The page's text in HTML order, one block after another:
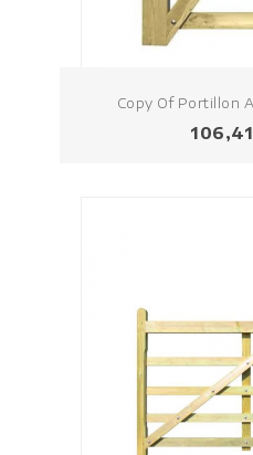
Copy Of Portillon
Prezzo